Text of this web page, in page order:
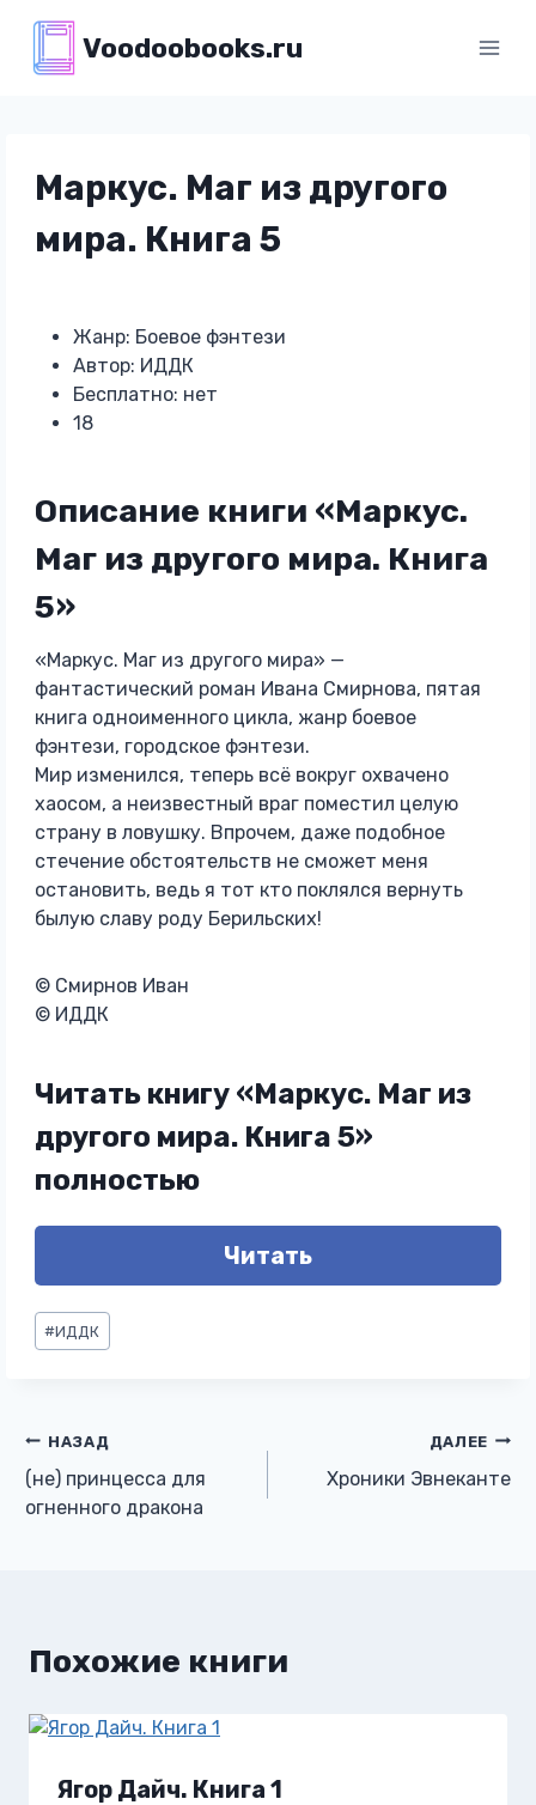
содержимому
Voodoobooks.ru
Маркус. Маг из другого
мира. Книга 5
Жанр: Боевое фэнтези
Автор: ИДДК
Бесплатно: нет
18
Описание книги «Маркус.
Маг из другого мира. Книга
5»
«Маркус. Маг из другого мира» —
фантастический роман Ивана Смирнова, пятая
книга одноименного цикла, жанр боевое
фэнтези, городское фэнтези.
Мир изменился, теперь всё вокруг охвачено
хаосом, а неизвестный враг поместил целую
страну в ловушку. Впрочем, даже подобное
стечение обстоятельств не сможет меня
остановить, ведь я тот кто поклялся вернуть
былую славу роду Берильских!
© Смирнов Иван
© ИДДК
Читать книгу «Маркус. Маг из
другого мира. Книга 5»
полностью
Читать
Метки
записи:
#ИДДК
Навигация
по
НАЗАД
(не) принцесса для
огненного дракона
ДАЛЕЕ
Хроники Эвнеканте
Похожие книги
Ягор Дайч. Книга 1